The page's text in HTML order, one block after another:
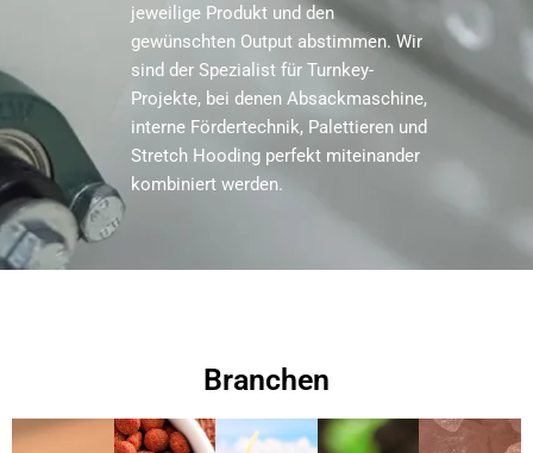
jeweilige Produkt und den
gewünschten Output abstimmen. Wir
sind der Spezialist für Turnkey-
Projekte, bei denen Absackmaschine,
interne Fördertechnik, Palettieren und
Stretch Hooding perfekt miteinander
kombiniert werden.
Branchen